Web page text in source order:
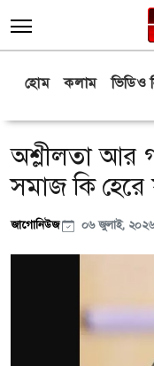
হোম কলাম ভিডিও
অশ্লীলতা আর
সমাজ কি হেরে
জাগোনিউজ ০৬ জুলাই,